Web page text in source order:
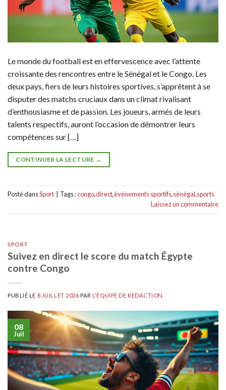
Le monde du football est en effervescence avec l’attente
croissante des rencontres entre le Sénégal et le Congo. Les
deux pays, fiers de leurs histoires sportives, s’apprêtent à se
disputer des matchs cruciaux dans un climat rivalisant
d’enthousiasme et de passion. Les joueurs, armés de leurs
talents respectifs, auront l’occasion de démontrer leurs
compétences sur […]
CONTINUER LA LECTURE →
Posté dansSport Tags :congo,direct,événements sportifs,sénégal,sports
Laissez un commentaire
SPORT
Suivez en direct le score du match Égypte
contre Congo
PUBLIÉ LE 8 JUILLET 2026 PARL'ÉQUIPE DE REDACTION
08
Juil